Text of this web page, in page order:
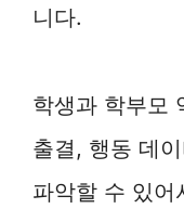
니다.
학생과 학부모
출결, 행동 데
파악할 수 있어